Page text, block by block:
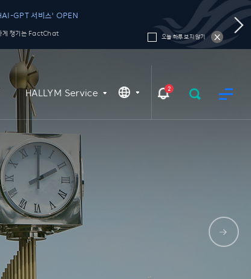
GPT 서비스' OPEN
게 챙기는 FactChat 오늘 하루 보지 않기
HALLYM Service 2